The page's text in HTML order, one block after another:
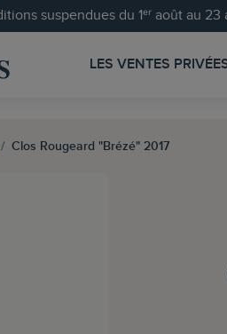
suspendues du 1ᵉʳ août au
LES VENTES
Clos Rougeard "Brézé" 2017